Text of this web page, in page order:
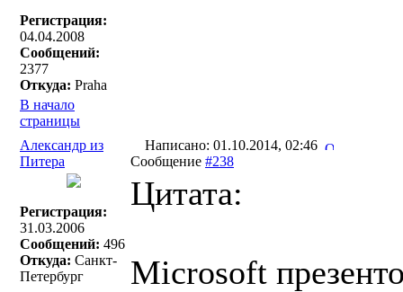
Регистрация:
04.04.2008
Сообщений:
2377
Откуда: Praha
В начало
страницы
Александр из
Питера
Написано: 01.10.2014, 02:46
Сообщение #238
Регистрация:
31.03.2006
Сообщений: 496
Откуда: Санкт-
Петербург
Цитата:
Microsoft